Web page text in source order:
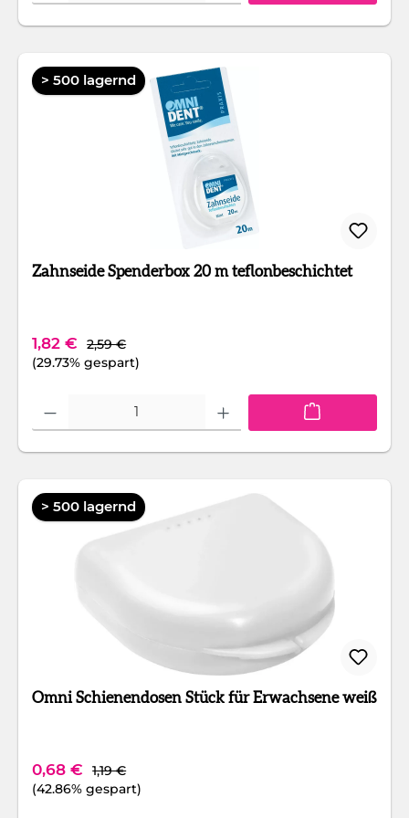
> 500 lagernd
Zahnseide Spenderbox 20 m teflonbeschichtet
Verkaufspreis:
1,82 € Regulärer Preis:
2,59 €
(29.73% gespart)
Produkt Anzahl: Gib den gewünschten Wert ein oder benutze die
> 500 lagernd
Omni Schienendosen Stück für Erwachsene weiß
Verkaufspreis:
0,68 € Regulärer Preis:
1,19 €
(42.86% gespart)